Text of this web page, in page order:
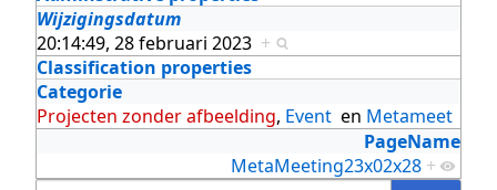
Wijzigingsdatum
20:14:49, 28 februari 2023 +
Classification properties
Categorie
Projecten zonder afbeelding, Event en Metameet
PageName
MetaMeeting23x02x28 +